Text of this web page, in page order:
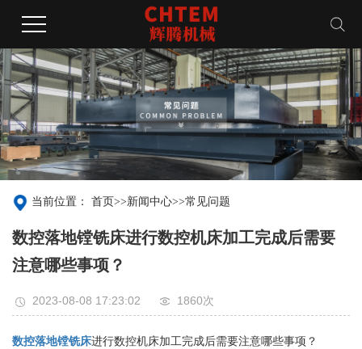
当前位置： 首页>>新闻中心>>常见问题
数控落地镗铣床进行数控机床加工完成后需要
注意哪些事项？
2023-08-08 17:23:02 1860次
数控落地镗铣床进行数控机床加工完成后需要注意哪些事项？